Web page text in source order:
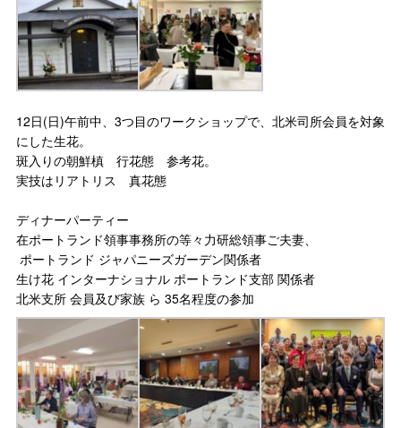
12日(日)午前中、3つ目のワークショップで、北米司所会員を対象
にした生花。
斑入りの朝鮮槙 行花態 参考花。
実技はリアトリス 真花態
ディナーパーティー
在ポートランド領事事務所の等々力研総領事ご夫妻、
ポートランド ジャパニーズガーデン関係者
生け花 インターナショナル ポートランド支部 関係者
北米支所 会員及び家族 ら 35名程度の参加